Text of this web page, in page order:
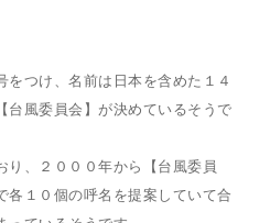
つけ、名前は日本を含めた１４
台風委員会】が決めているそうで
り、２０００年から【台風委員
各１０個の呼名を提案していて合